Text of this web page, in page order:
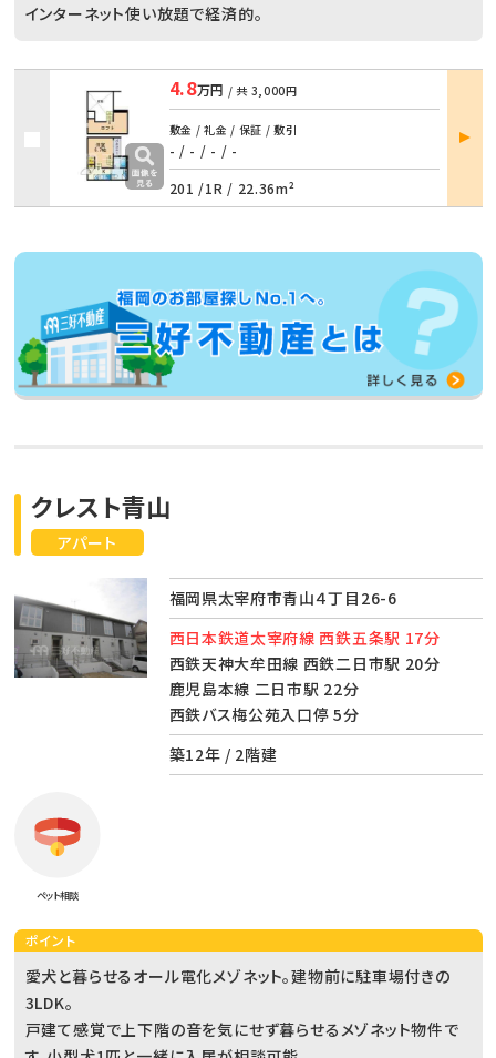
インターネット使い放題で経済的。
4.8万円 / 共 3,000円
敷金 / 礼金 / 保証 / 敷引
- / - / - / -
201 /1R / 22.36m²
部屋
詳細
アパート
クレスト青山
福岡県太宰府市青山４丁目26-6
西日本鉄道太宰府線 西鉄五条駅 17分
西鉄天神大牟田線 西鉄二日市駅 20分
鹿児島本線 二日市駅 22分
西鉄バス梅公苑入口停 5分
築12年 / 2階建
ペット相談
ポイント
愛犬と暮らせるオール電化メゾネット。建物前に駐車場付きの
3LDK。
戸建て感覚で上下階の音を気にせず暮らせるメゾネット物件で